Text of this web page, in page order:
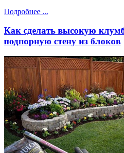
Подробнее ...
Как сделать высокую
подпорную стену из блоков